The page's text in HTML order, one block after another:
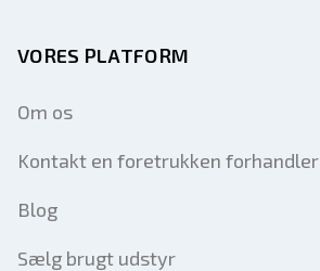
VORES PLATFORM
Om os
Kontakt en foretrukken forhandler
Blog
Sælg brugt udstyr